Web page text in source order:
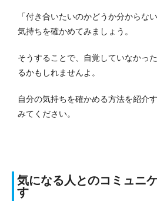
「付き合いたいのかどうか分からな
気持ちを確かめてみましょう。
そうすることで、自覚していなかっ
るかもしれませんよ。
自分の気持ちを確かめる方法を紹介
みてください。
気になる人とのコミュニ
す